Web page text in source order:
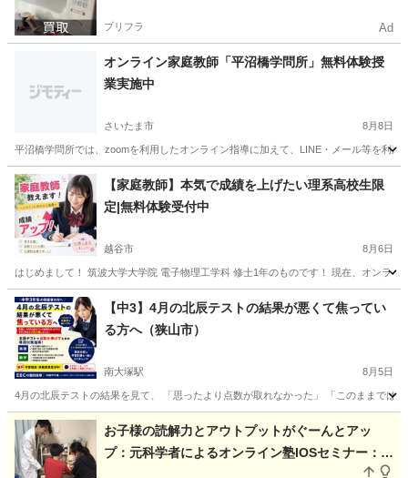
プリフラ Ad
オンライン家庭教師「平沼橋学問所」無料体験授
業実施中
さいたま市 8月8日
平沼橋学問所では、zoomを利用したオンライン指導に加えて、LINE・メール等を利
埼玉 さいたま市 家庭教師 無料
【家庭教師】本気で成績を上げたい理系高校生限
定|無料体験受付中
越谷市 8月6日
はじめまして！ 筑波大学大学院 電子物理工学科 修士1年のものです！ 現在、オンラ
埼玉 越谷市 家庭教師 理系
【中3】4月の北辰テストの結果が悪くて焦ってい
る方へ（狭山市）
南大塚駅 8月5日
4月の北辰テストの結果を見て、 「思ったより点数が取れなかった」 「このままでは
埼玉 狭山市 南大塚駅 受験
お子様の読解力とアウトプットがぐーんとアッ
プ：元科学者によるオンライン塾IOSセミナー：全